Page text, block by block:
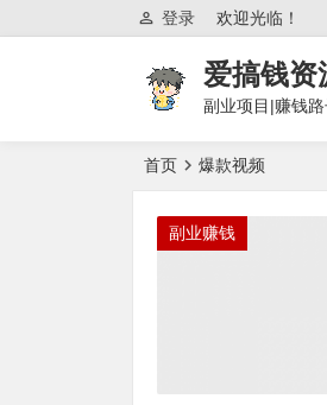
欢迎光临！
登录
爱搞钱资
副业项目|赚钱
首页 爆款视频
副业赚钱